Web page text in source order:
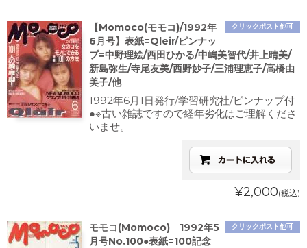
クリックポスト他可
【Momoco(モモコ)/1992年
6月号】表紙=Qleir/ピンナッ
プ=中野理絵/西田ひかる/中嶋美智代/井上晴美/
新島弥生/寺尾友美/西野妙子/三浦理恵子/高橋由
美子/他
1992年6月1日発行/学習研究社/ピンナップ付
●※古い雑誌ですので経年劣化はご理解くださ
いませ。
¥2,000(税込)
クリックポスト他可
モモコ(Momoco) 1992年5
月号No.100●表紙=100記念